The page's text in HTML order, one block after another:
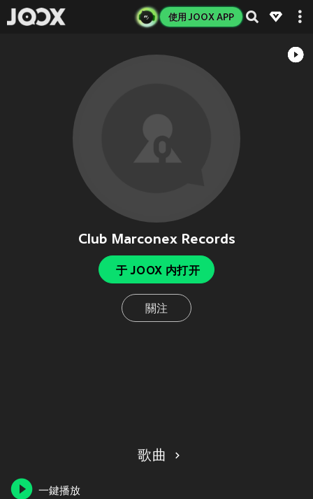
使用 JOOX APP
Club Marconex Records
于 JOOX 内打开
關注
歌曲
一鍵播放